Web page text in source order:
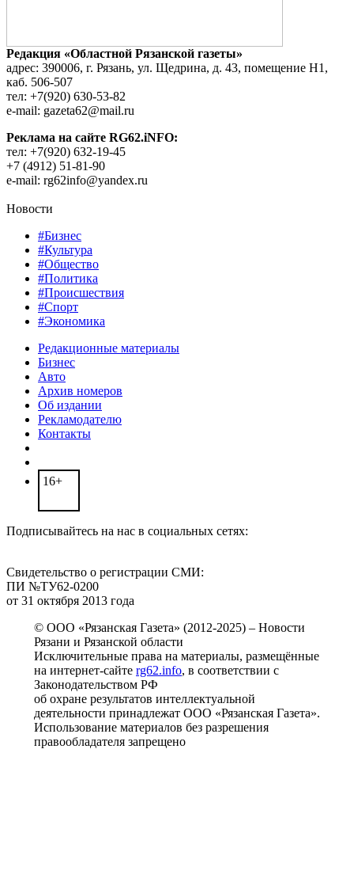
Редакция «Областной Рязанской газеты»
адрес: 390006, г. Рязань, ул. Щедрина, д. 43, помещение Н1,
каб. 506-507
тел: +7(920) 630-53-82
e-mail: gazeta62@mail.ru
Реклама на сайте RG62.iNFO:
тел: +7(920) 632-19-45
+7 (4912) 51-81-90
e-mail: rg62info@yandex.ru
Новости
#Бизнес
#Культура
#Общество
#Политика
#Происшествия
#Спорт
#Экономика
Редакционные материалы
Бизнес
Авто
Архив номеров
Об издании
Рекламодателю
Контакты
16+
Подписывайтесь на нас в социальных сетях:
Свидетельство о регистрации СМИ:
ПИ №ТУ62-0200
от 31 октября 2013 года
© ООО «Рязанская Газета» (2012-2025) – Новости
Рязани и Рязанской области
Исключительные права на материалы, размещённые
на интернет-сайте rg62.info, в соответствии с
Законодательством РФ
об охране результатов интеллектуальной
деятельности принадлежат ООО «Рязанская Газета».
Использование материалов без разрешения
правообладателя запрещено